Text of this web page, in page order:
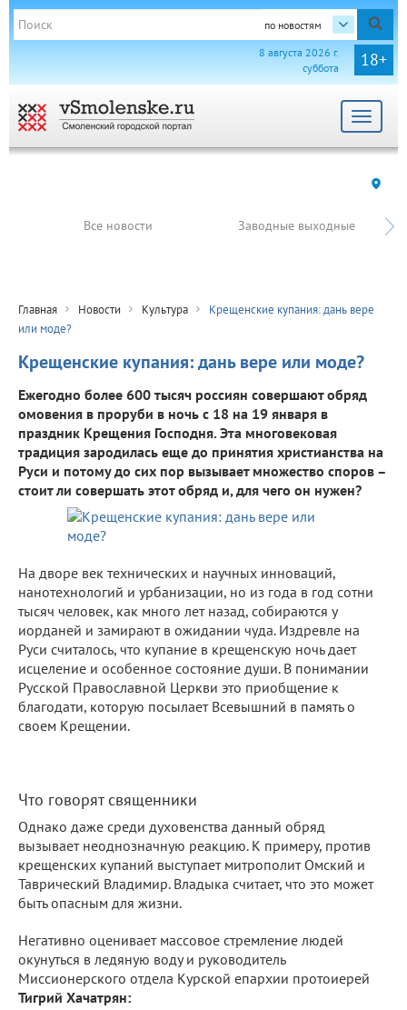
по новостям
18+
8 августа 2026 г.
суббота
Toggle
Все новости Заводные выходные
Главная Новости Культура
Крещенские купания: дань вере
или моде?
Крещенские купания: дань вере или моде?
Ежегодно более 600 тысяч россиян совершают обряд
омовения в проруби в ночь с 18 на 19 января в
праздник Крещения Господня. Эта многовековая
традиция зародилась еще до принятия христианства на
Руси и потому до сих пор вызывает множество споров –
стоит ли совершать этот обряд и, для чего он нужен?
На дворе век технических и научных инноваций,
нанотехнологий и урбанизации, но из года в год сотни
тысяч человек, как много лет назад, собираются у
иорданей и замирают в ожидании чуда. Издревле на
Руси считалось, что купание в крещенскую ночь дает
исцеление и особенное состояние души. В понимании
Русской Православной Церкви это приобщение к
благодати, которую посылает Всевышний в память о
своем Крещении.
Что говорят священники
Однако даже среди духовенства данный обряд
вызывает неоднозначную реакцию. К примеру, против
крещенских купаний выступает митрополит Омский и
Таврический Владимир. Владыка считает, что это может
быть опасным для жизни.
Негативно оценивает массовое стремление людей
окунуться в ледяную воду и руководитель
Миссионерского отдела Курской епархии протоиерей
Тигрий Хачатрян: